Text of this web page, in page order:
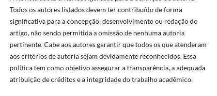
Todos os autores listados devem ter contribuído de forma
significativa para a concepção, desenvolvimento ou redação do
artigo, não sendo permitida a omissão de nenhuma autoria
pertinente. Cabe aos autores garantir que todos os que atenderam
aos critérios de autoria sejam devidamente reconhecidos. Essa
política tem como objetivo assegurar a transparência, a adequada
atribuição de créditos e a integridade do trabalho acadêmico.